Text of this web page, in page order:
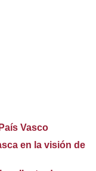
Vasco
en la visión de